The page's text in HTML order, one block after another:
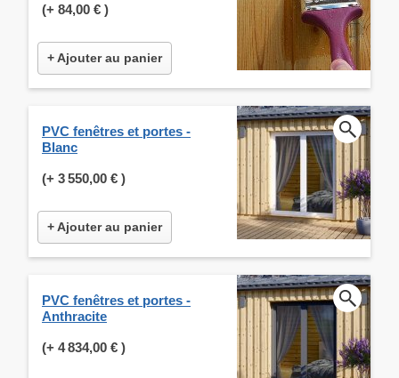
(+ 84,00 € )
+ Ajouter au panier
PVC fenêtres et portes -
Blanc
(+ 3 550,00 € )
+ Ajouter au panier
PVC fenêtres et portes -
Anthracite
(+ 4 834,00 € )